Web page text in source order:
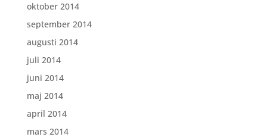
oktober 2014
september 2014
augusti 2014
juli 2014
juni 2014
maj 2014
april 2014
mars 2014